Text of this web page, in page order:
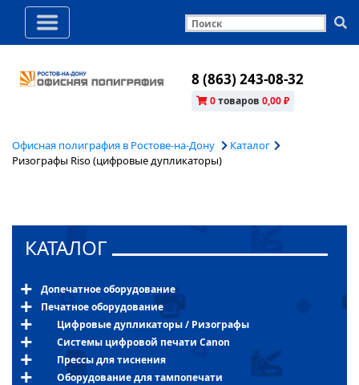
8 (863) 243-08-32
0товаров 0,00 ₽
Офисная полиграфия в Ростове-на-Дону
Каталог
Ризографы Riso (цифровые дупликаторы)
КАТАЛОГ
Допечатное оборудование
Печатное оборудование
Цифровые дупликаторы / Ризографы
Системы цифровой печати Canon
Прессы для тиснения
Оборудование для тампопечати